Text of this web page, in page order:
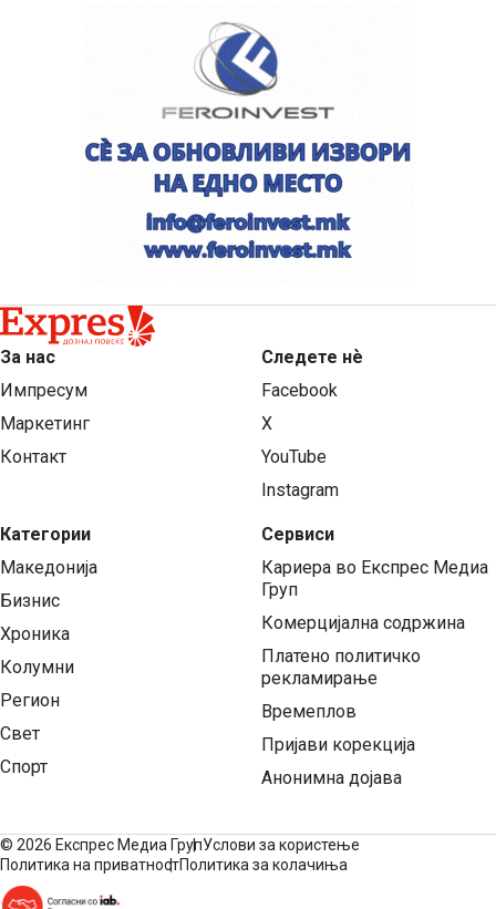
За нас
Импресум
Маркетинг
Контакт
Категории
Македонија
Бизнис
Хроника
Колумни
Регион
Свет
Спорт
Следете нѐ
Facebook
X
YouTube
Instagram
Сервиси
Кариера во Експрес Медиа
Груп
Комерцијална содржина
Платено политичко
рекламирање
Времеплов
Пријави корекција
Анонимна дојава
© 2026 Експрес Медиа ГрупУслови за користење
Политика на приватностПолитика за колачиња